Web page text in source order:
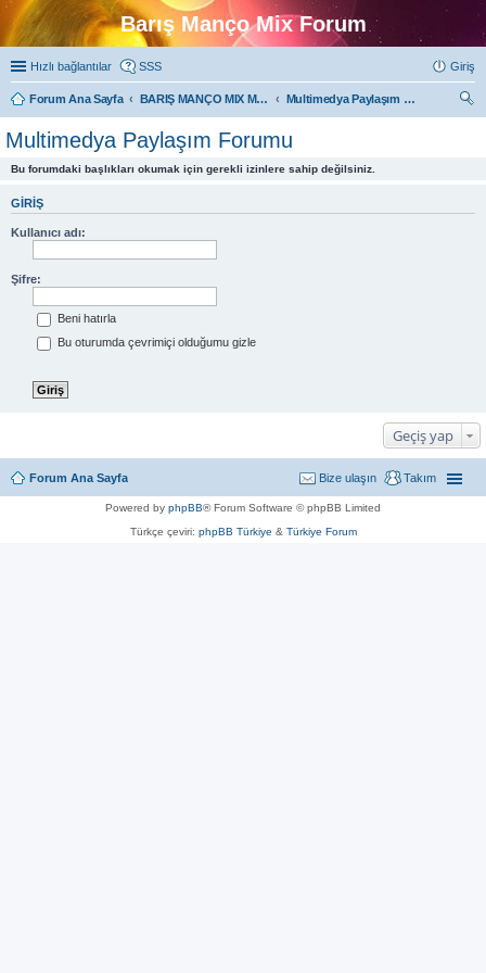
Barış Manço Mix Forum
Hızlı bağlantılar SSS Giriş
Forum Ana Sayfa BARIŞ MANÇO MIX MULTIMEDYA FORUMLARI
Multimedya Paylaşım Forumu
Multimedya Paylaşım Forumu
Bu forumdaki başlıkları okumak için gerekli izinlere sahip değilsiniz.
GIRIŞ
Kullanıcı adı:
Şifre:
Beni hatırla
Bu oturumda çevrimiçi olduğumu gizle
Geçiş yap
Forum Ana Sayfa Takım
Bize ulaşın
Powered by phpBB® Forum Software © phpBB Limited
Türkçe çeviri: phpBB Türkiye & Türkiye Forum